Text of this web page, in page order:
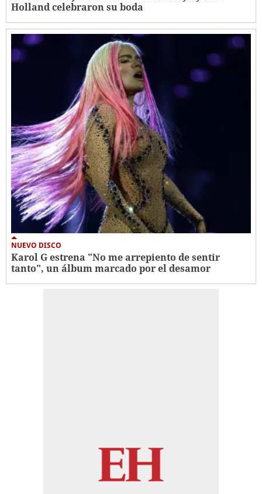
Holland celebraron su boda
NUEVO DISCO
Karol G estrena "No me arrepiento de sentir
tanto", un álbum marcado por el desamor